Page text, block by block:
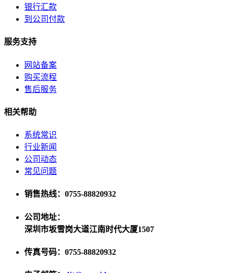
银行汇款
到公司付款
服务支持
网站备案
购买流程
售后服务
相关帮助
系统常识
行业新闻
公司动态
常见问题
销售热线：0755-88820932
公司地址：
深圳市坂雪岗大道江南时代大厦1507
传真号码：0755-88820932